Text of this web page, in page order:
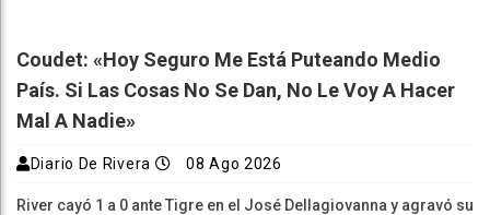
Coudet: «Hoy Seguro Me Está Puteando Medio
País. Si Las Cosas No Se Dan, No Le Voy A Hacer
Mal A Nadie»
Diario De Rivera 08 Ago 2026
River cayó 1 a 0 ante Tigre en el José Dellagiovanna y agravó su